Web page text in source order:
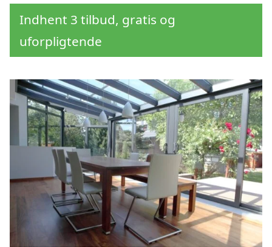
Indhent 3 tilbud, gratis og
uforpligtende